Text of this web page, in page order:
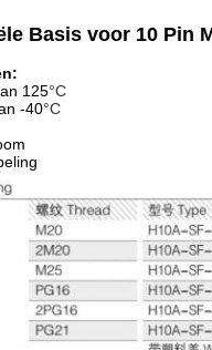
Basis voor 10 Pin
125°C
-40°C